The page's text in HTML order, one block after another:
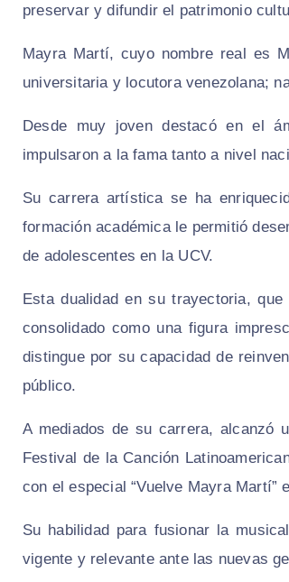
preservar y difundir el patrimonio
Mayra Martí, cuyo nombre real es
universitaria y locutora venezolana;
Desde muy joven destacó en el
impulsaron a la fama tanto a nivel
Su carrera artística se ha
formación académica le permitió
de adolescentes en la UCV.
Esta dualidad en su trayectoria,
consolidado como una figura
distingue por su capacidad de
público.
A mediados de su carrera, alcanzó
Festival de la Canción
con el especial “Vuelve Mayra Martí”
Su habilidad para fusionar la
vigente y relevante ante las nuevas